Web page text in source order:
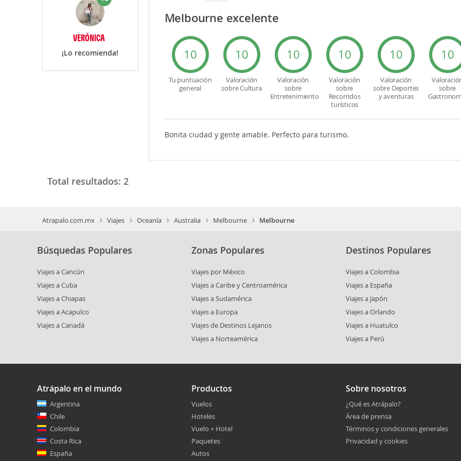
VERÓNICA
¡Lo recomienda!
Melbourne excelente
10
Tu puntuación
general
10
Valoración
sobre Cultura
10
Valoración
sobre
Entretenimiento
10
Valoración
sobre
Recorridos
turísticos
10
Valoración
sobre Deportes
y aventuras
10
sobre
Bonita ciudad y gente amable. Perfecto para turismo.
Total resultados: 2
Atrapalo.com.mx Viajes Oceanía Australia Melbourne Melbourne
Búsquedas Populares
Viajes a Cancún
Viajes a Cuba
Viajes a Chiapas
Viajes a Acapulco
Viajes a Canadá
Zonas Populares
Viajes por México
Viajes a Caribe y Centroamérica
Viajes a Sudamérica
Viajes a Europa
Viajes de Destinos Lejanos
Viajes a Norteamérica
Destinos Populares
Viajes a Colombia
Viajes a España
Viajes a Japón
Viajes a Orlando
Viajes a Huatulco
Viajes a Perú
Atrápalo en el mundo
Argentina
Chile
Colombia
Costa Rica
España
Productos
Vuelos
Hoteles
Vuelo + Hotel
Paquetes
Autos
Sobre nosotros
¿Qué es Atrápalo?
Área de prensa
Términos y condiciones generales
Privacidad y cookies